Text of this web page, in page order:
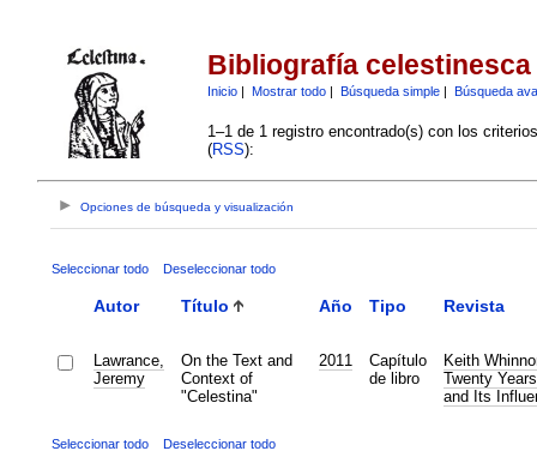
Bibliografía celestinesca
Inicio| Mostrar todo| Búsqueda simple| Búsqueda
1–1 de 1 registro encontrado(s) con los
(RSS):
Opciones de búsqueda y visualización
Seleccionar todo Deseleccionar todo
Autor Título Año Tipo Revista
Lawrance,
Jeremy
On the Text and
Context of
"Celestina"
2011
Capítulo
de libro
Keith
Twenty
and Its
Seleccionar todo Deseleccionar todo